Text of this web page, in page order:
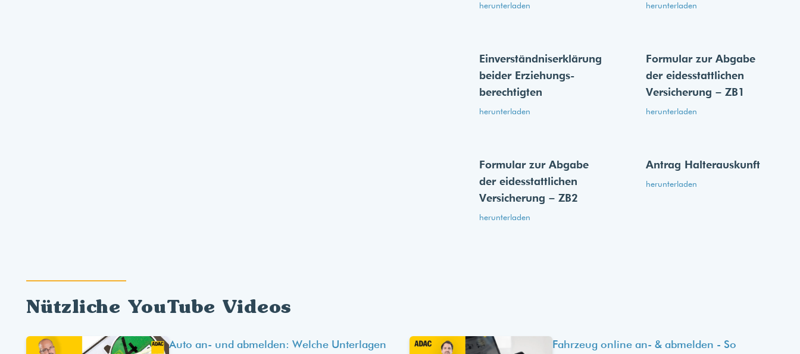
herunterladen herunterladen
Einverständnis­erklärung
beider Erziehungs­
berechtigten
herunterladen
Formular zur Abgabe
der eides­stattlichen
Versicherung – ZB1
herunterladen
Formular zur Abgabe
der eides­stattlichen
Versicherung – ZB2
herunterladen
Antrag Halterauskunft
herunterladen
Nützliche YouTube Videos
Auto an- und abmelden: Welche Unterlagen
Fahrzeug online an- & abmelden - So